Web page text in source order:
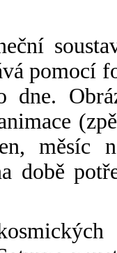
pomocí
dne.
měsíc
době